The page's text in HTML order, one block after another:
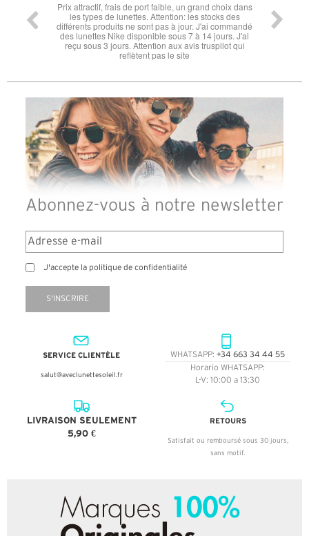
Prix attractif, frais de port faible, un grand choix dans
les types de lunettes. Attention: les stocks des
différents produits ne sont pas à jour. J'ai commandé
des lunettes Nike disponible sous 7 à 14 jours. J'ai
reçu sous 3 jours. Attention aux avis truspilot qui
reflètent pas le site
Abonnez-vous à notre newsletter
J'accepte la politique de confidentialité
S'INSCRIRE
SERVICE CLIENTÈLE
salut@aveclunettesoleil.fr
WHATSAPP: +34 663 34 44 55
Horario WHATSAPP:
L-V: 10:00 a 13:30
LIVRAISON SEULEMENT
5,90 €
RETOURS
Satisfait ou remboursé sous 30 jours,
sans motif.